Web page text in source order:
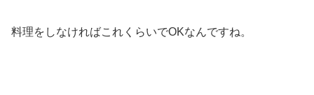
料理をしなければこれくらいでOKなんですね。